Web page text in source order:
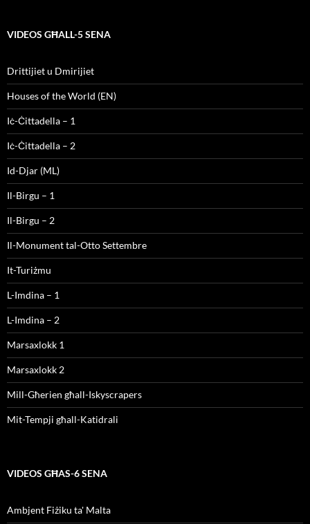
VIDEOS GĦALL-5 SENA
Drittijiet u Dmirijiet
Houses of the World (EN)
Iċ-Ċittadella – 1
Iċ-Ċittadella – 2
Id-Djar (ML)
Il-Birgu – 1
Il-Birgu – 2
Il-Monument tal-Otto Settembre
It-Turiżmu
L-Imdina – 1
L-Imdina – 2
Marsaxlokk 1
Marsaxlokk 2
Mill-Għerien għall-Iskyscrapers
Mit-Tempji għall-Katidrali
VIDEOS GĦAS-6 SENA
Ambjent Fiżiku ta' Malta